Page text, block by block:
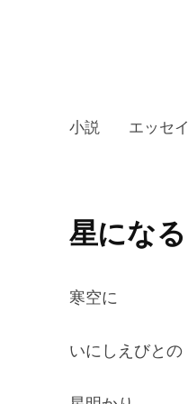
小説 エッセイ
星になる
寒空に
いにしえびとの